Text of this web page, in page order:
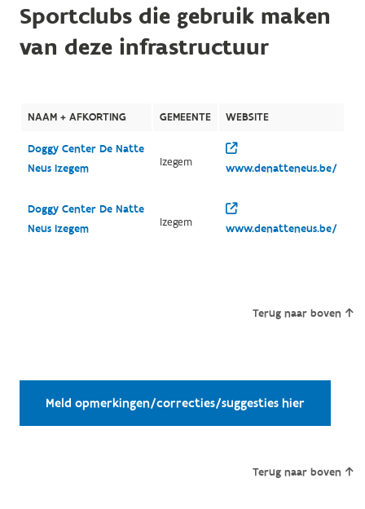
Sportclubs die gebruik maken
van deze infrastructuur
NAAM + AFKORTING GEMEENTE WEBSITE
Doggy Center De Natte
Neus Izegem
Izegem www.denatteneus.be/
Doggy Center De Natte
Neus Izegem
Izegem www.denatteneus.be/
Terug naar boven
Meld opmerkingen/correcties/suggesties hier
Terug naar boven